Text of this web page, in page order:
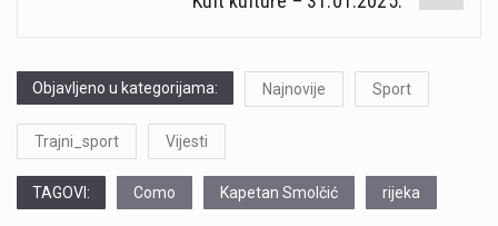
Objavljeno u kategorijama: Najnovije Sport
Trajni_sport Vijesti
TAGOVI: Como Kapetan Smolčić rijeka